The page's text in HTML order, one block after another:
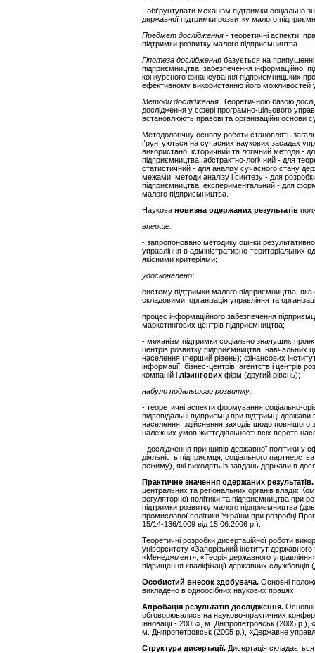
- обґрунтувати механізм підтримки соціально
державної підтримки розвитку малого
Предмет дослідження - теоретичні аспекти,
підтримки розвитку малого підприємництва.
Гіпотеза дослідження базується на
підприємництва, забезпечення інформаційної
конкурсного фінансування підприємницьких
ефективному використанню його можливостей у
Методи дослідження. Теоретичною базою
дослідження у сфері програмно-цільового
встановлюють правові та організаційні основи
Методологічну основу роботи становлять
ґрунтуються на сучасних наукових засадах
використано: історичний та логічний методи -
підприємництва; абстрактно-логічний - для
статистичний - для аналізу сучасного стану
межами; методи аналізу і синтезу - для
підприємництва; експериментальний - для
малого підприємництва.
Наукова новизна одержаних результатів
вперше:
- запропоновано методику оцінки
управління в адміністративно-територіальних
якісними критеріями;
удосконалено:
систему підтримки малого підприємництва,
складовими: організація управління та
процес інформаційного забезпечення
маркетингових центрів підприємництва;
- механізм підтримки соціально значущих
центрів розвитку підприємництва, навчальних
населення (перший рівень); фінансових
інформації, бізнес-центрів, агентств і центрів
компаній і лізингових фірм (другий рівень);
набуло подальшого розвитку:
- теоретичні аспекти формування соціально-
відповідальні підприємці при підтримці
населення, здійснення заходів щодо
належних умов життєдіяльності всіх верств
- дослідження принципів державної політики у
діяльність підприємця, соціального
режиму), які виходять із завдань держави в
Практичне значення одержаних результатів.
центральних та регіональних органів влади:
регуляторної політики та підприємництва при
підтримки розвитку малого підприємництва
промислової політики України при розробці
15/14-136/1009 від 15.06.2006 р.).
Теоретичні розробки дисертаційної роботи
університету «Запорізький інститут
«Менеджмент», «Теорія державного
підвищення кваліфікації державних
Особистий внесок здобувача. Основні
викладено в одноосібних наукових працях.
Апробація результатів дослідження. Основні
обговорювались на науково-практичних
інновації - 2005», м. Дніпропетровськ (2005
м. Дніпропетровськ (2005 р.), «Державне
Структура дисертації. Дисертація